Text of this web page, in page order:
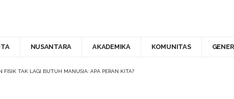
NUSANTARA AKADEMIKA KOMUNITAS
FISIK TAK LAGI BUTUH MANUSIA: APA PERAN KITA?